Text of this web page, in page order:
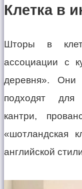
Клетка в
Шторы в
ассоциации с
деревня». Они
подходят для
кантри,
«шотландская
английской